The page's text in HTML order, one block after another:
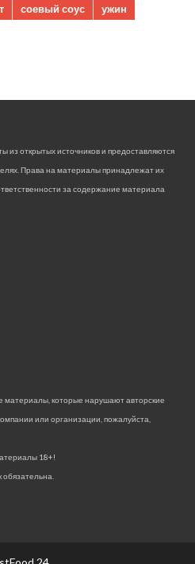
соевый соус ужин
из открытых источников и предоставляются
Права на материалы принадлежат их
за содержание материала
которые нарушают авторские
или организации, пожалуйста,
18+!